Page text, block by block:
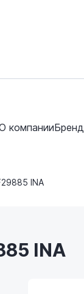
компании
INA
INA